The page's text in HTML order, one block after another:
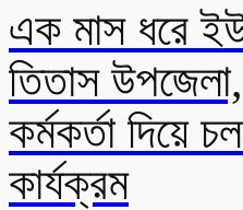
এক মাস ধরে
তিতাস
কর্মকর্তা দিয়ে
কার্যক্রম